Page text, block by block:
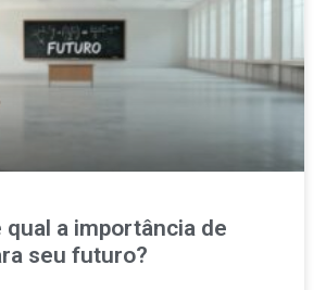
qual a importância de
seu futuro?